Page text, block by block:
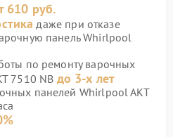
610 руб.
даже при отказе
панель Whirlpool
по ремонту варочных
7510 NB до 3-х лет
панелей Whirlpool AKT